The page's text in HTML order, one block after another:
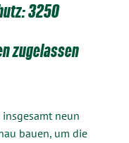
3250
zugelassen
neun
bauen, um die